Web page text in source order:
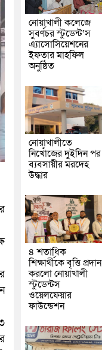
নোয়াখালী কলেজে
সুবর্ণচর স্টুডেন্ট’স
এ্যাসোসিয়েশনের
ইফতার মাহফিল
অনুষ্ঠিত
নোয়াখালীতে
নিখোঁজের দুইদিন পর
ব্যবসায়ীর মরদেহ
উদ্ধার
৪ শতাধিক
শিক্ষার্থীকে বৃত্তি প্রদান
করলো নোয়াখালী
স্টুডেন্টস
ওয়েলফেয়ার
ফাউন্ডেশন